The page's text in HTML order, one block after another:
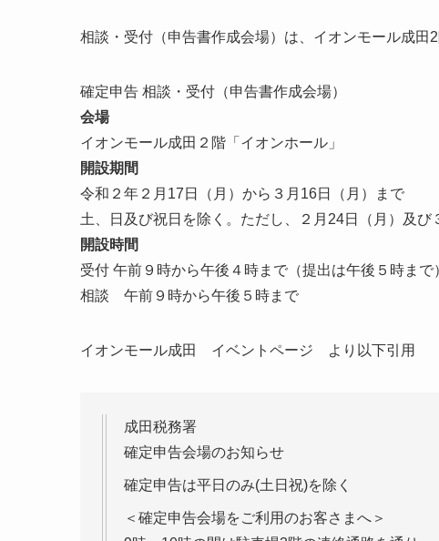
相談・受付（申告書作成会場）は、イオンモール成田2
確定申告 相談・受付（申告書作成会場）
会場
イオンモール成田２階「イオンホール」
開設期間
令和２年２月17日（月）から３月16日（月）まで
土、日及び祝日を除く。ただし、２月24日（月）及び
開設時間
受付 午前９時から午後４時まで（提出は午後５時まで
相談 午前９時から午後５時まで
イオンモール成田 イベントページ より以下引用
成田税務署
確定申告会場のお知らせ
確定申告は平日のみ(土日祝)を除く
＜確定申告会場をご利用のお客さまへ＞